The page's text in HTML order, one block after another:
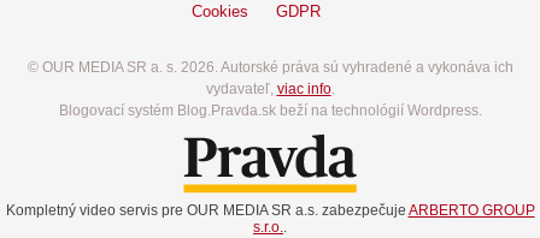
Cookies GDPR
© OUR MEDIA SR a. s. 2026. Autorské práva sú vyhradené a vykonáva ich
vydavateľ, viac info.
Blogovací systém Blog.Pravda.sk beží na technológií Wordpress.
Kompletný video servis pre OUR MEDIA SR a.s. zabezpečuje ARBERTO GROUP
s.r.o..